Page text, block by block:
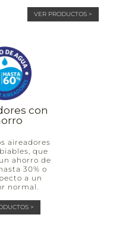
VER PRODUCTOS >
con
aireadores
que
ahorro de
30% o
a un
normal.
>